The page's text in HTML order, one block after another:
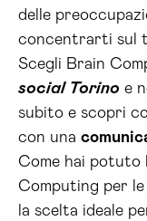
delle
concentrarti sul
Scegli Brain
social Torino e
subito e scopri
con una
Come hai potuto
Computing per le
la scelta ideale